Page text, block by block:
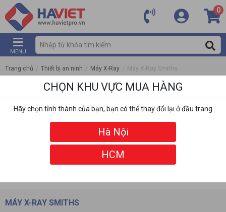
0
MENU
Trang chủ / Thiết bị an ninh / Máy X-Ray / Máy X-Ray Smiths
MÁY X-RAY SMITHS
CHỌN KHU VỰC MUA HÀNG
Hãy chọn tỉnh thành của bạn, bạn có thể thay đổi lại ở đầu trang
Hà Nội
HCM